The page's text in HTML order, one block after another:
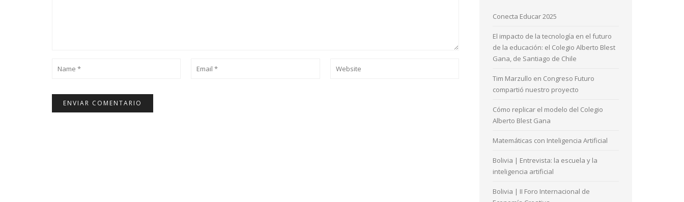
Conecta Educar 2025
El impacto de la tecnología en el futuro
de la educación: el Colegio Alberto Blest
Gana, de Santiago de Chile
Tim Marzullo en Congreso Futuro
compartió nuestro proyecto
Cómo replicar el modelo del Colegio
Alberto Blest Gana
Matemáticas con Inteligencia Artificial
Bolivia | Entrevista: la escuela y la
inteligencia artificial
Bolivia | II Foro Internacional de